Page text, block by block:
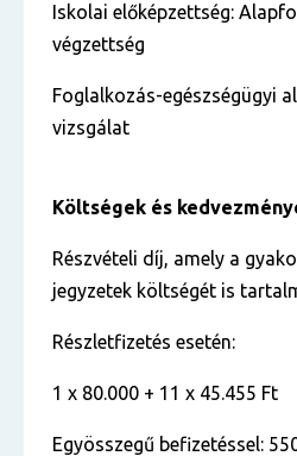
Iskolai előképzettség:
végzettség
Foglalkozás-egészségügyi
vizsgálat
Költségek és
Részvételi díj, amely a
jegyzetek költségét is
Részletfizetés esetén:
1 x 80.000 + 11 x 45.455 Ft
Egyösszegű befizetéssel: